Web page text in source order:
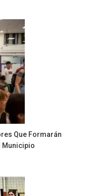
Que Formarán
Municipio